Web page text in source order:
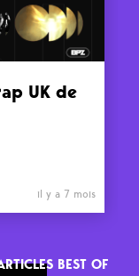
UK de
il y a 7 mois
BEST OF